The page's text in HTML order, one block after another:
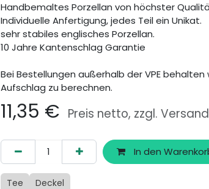
Handbemaltes Porzellan von höchster
Individuelle Anfertigung, jedes Teil ein Unikat.
sehr stabiles englisches Porzellan.
10 Jahre Kantenschlag Garantie
Bei Bestellungen außerhalb der VPE behalten
Aufschlag zu berechnen.
11,35 € Preis netto, zzgl.
In den
Tee Deckel